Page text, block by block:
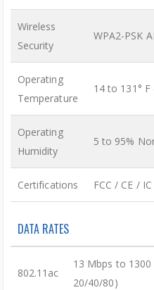
Wireless
Security
WPA2-PSK
Operating
Temperature
14 to 131° F
Operating
Humidity
5 to 95%
Certifications FCC / CE / IC
DATA RATES
802.11ac
13 Mbps to 1300
20/40/80)